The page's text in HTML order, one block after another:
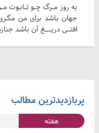
به روز مــرگ چــو
جهان باشد برای من مـگـری و
افتـــی دریــــــغ آن باشد
پربازدیدترین مطالب
هفته